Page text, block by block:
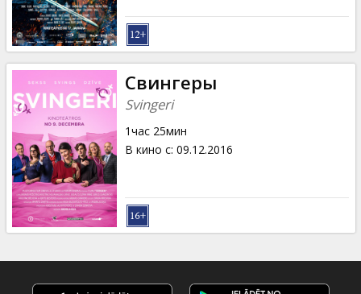
Свингеры
Svingeri
1час 25мин
В кино с: 09.12.2016